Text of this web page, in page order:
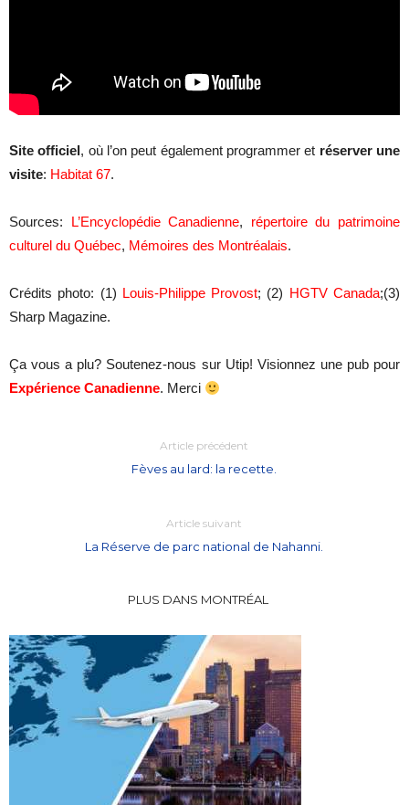
Site officiel, où l’on peut également programmer et réserver une
visite: Habitat 67.
Sources: L’Encyclopédie Canadienne, répertoire du patrimoine
culturel du Québec, Mémoires des Montréalais.
Crédits photo: (1) Louis-Philippe Provost; (2) HGTV Canada;(3)
Sharp Magazine.
Ça vous a plu? Soutenez-nous sur Utip! Visionnez une pub pour
Expérience Canadienne. Merci
Article précédent
Fèves au lard: la recette.
Article suivant
La Réserve de parc national de Nahanni.
PLUS DANS MONTRÉAL